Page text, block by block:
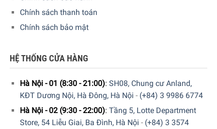
Chính sách thanh toán
Chính sách bảo mật
HỆ THỐNG CỬA HÀNG
Hà Nội - 01 (8:30 - 21:00): SH08, Chung cư Anland,
KĐT Dương Nội, Hà Đông, Hà Nội - (+84) 3 9986 6774
Hà Nội - 02 (9:30 - 22:00): Tầng 5, Lotte Department
Store, 54 Liễu Giai, Ba Đình, Hà Nội - (+84) 3 3574